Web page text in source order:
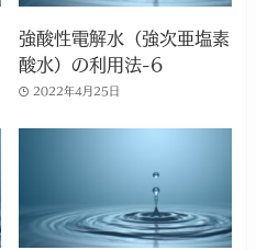
強酸性電解水（強次亜塩素
酸水）の利用法-6
2022年4月25日